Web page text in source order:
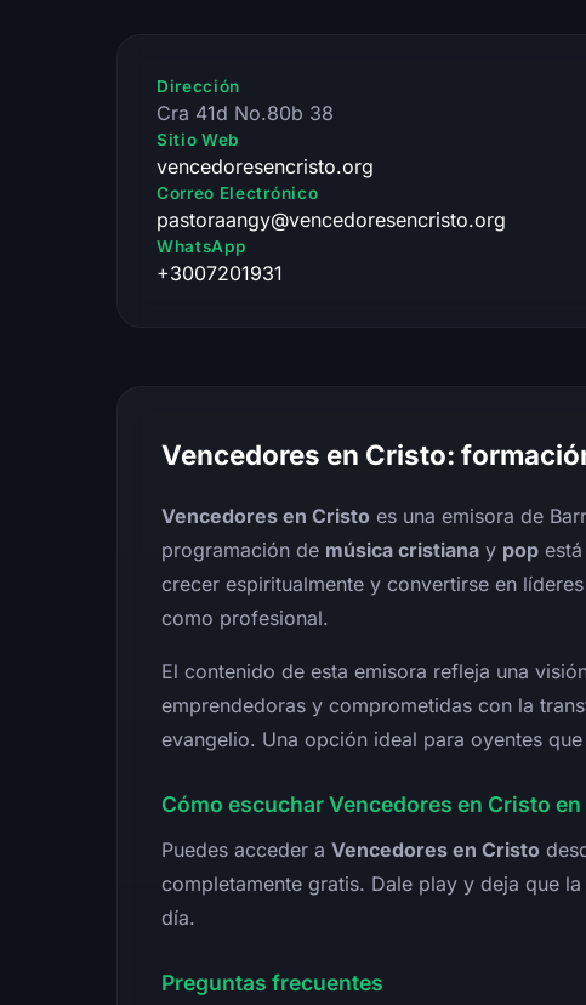
Dirección
Cra 41d No.80b 38
Sitio Web
vencedoresencristo.org
Correo Electrónico
pastoraangy@vencedoresencristo.org
WhatsApp
+3007201931
Vencedores en Cristo:
Vencedores en Cristo es una emisora de
programación de música cristiana y pop
crecer espiritualmente y convertirse en
como profesional.
El contenido de esta emisora refleja una
emprendedoras y comprometidas con la
evangelio. Una opción ideal para oyentes
Cómo escuchar Vencedores en Cristo
Puedes acceder a Vencedores en Cristo
completamente gratis. Dale play y deja que
día.
Preguntas frecuentes